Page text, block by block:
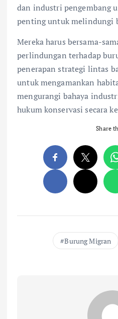
dan industri pengembang
penting untuk melindungi
Mereka harus bersama-
perlindungan terhadap
penerapan strategi lintas
untuk mengamankan
mengurangi bahaya
hukum konservasi secara
Share
Burung Migran